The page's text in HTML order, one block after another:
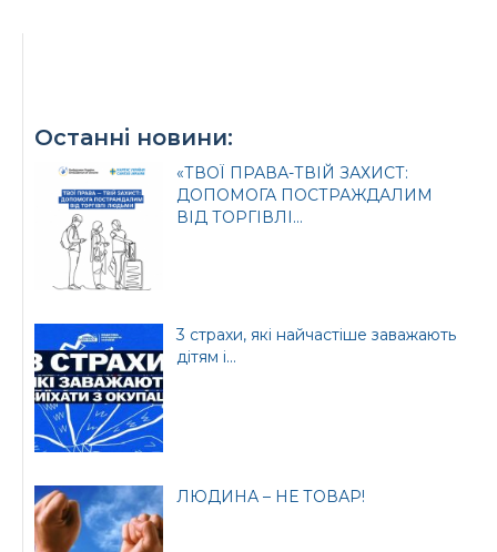
Останні новини:
«ТВОЇ ПРАВА-ТВІЙ ЗАХИСТ:
ДОПОМОГА ПОСТРАЖДАЛИМ
ВІД ТОРГІВЛІ...
3 страхи, які найчастіше заважають
дітям і...
ЛЮДИНА – НЕ ТОВАР!
Бориспільської РДА Бориспільської
районної ради